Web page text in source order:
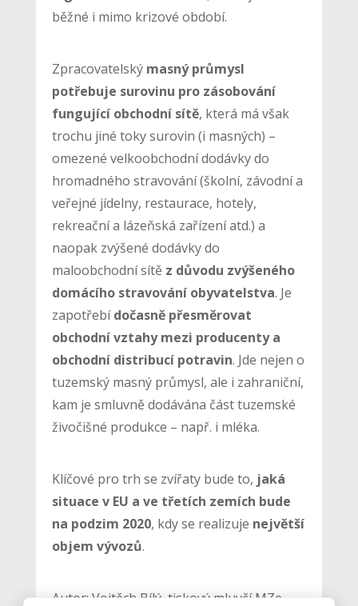
běžné i mimo krizové období.
Zpracovatelský masný průmysl
potřebuje surovinu pro zásobování
fungující obchodní sítě, která má však
trochu jiné toky surovin (i masných) –
omezené velkoobchodní dodávky do
hromadného stravování (školní, závodní a
veřejné jídelny, restaurace, hotely,
rekreační a lázeňská zařízení atd.) a
naopak zvýšené dodávky do
maloobchodní sítě z důvodu zvýšeného
domácího stravování obyvatelstva. Je
zapotřebídočasně přesměrovat
obchodní vztahy mezi producenty a
obchodní distribucí potravin. Jde nejen o
tuzemský masný průmysl, ale i zahraniční,
kam je smluvně dodávána část tuzemské
živočišné produkce – např. i mléka.
Klíčové pro trh se zvířaty bude to, jaká
situace v EU a ve třetích zemích bude
na podzim 2020, kdy se realizuje největší
objem vývozů.
Autor: Vojtěch Bílý, tiskový mluvčí MZe